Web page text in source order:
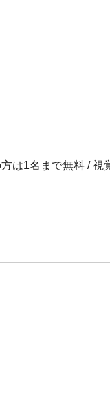
は1名まで無料 / 視